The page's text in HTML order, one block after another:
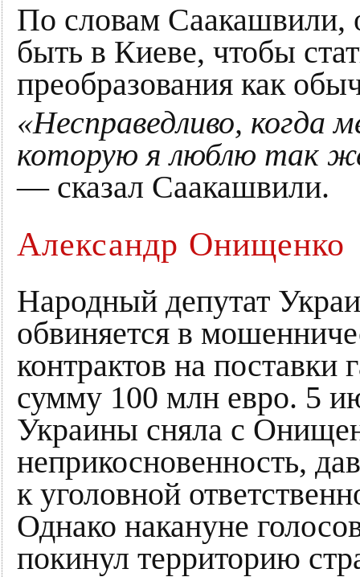
По словам Саакашвили,
быть в Киеве, чтобы
преобразования как
«Несправедливо, когда
которую я люблю так
— сказал Саакашвили.
Александр Онищенко
Народный депутат
обвиняется в
контрактов на поставки
сумму 100 млн евро. 5
Украины сняла с
неприкосновенность,
к уголовной
Однако накануне
покинул территорию